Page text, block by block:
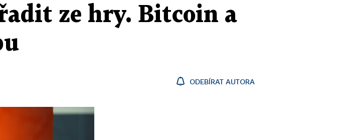
ze hry. Bitcoin a
ODEBÍRAT AUTORA